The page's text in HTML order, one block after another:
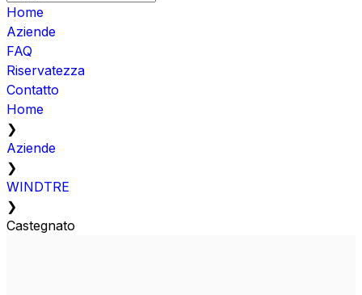
Home
Aziende
FAQ
Riservatezza
Contatto
Home
❯
Aziende
❯
WINDTRE
❯
Castegnato